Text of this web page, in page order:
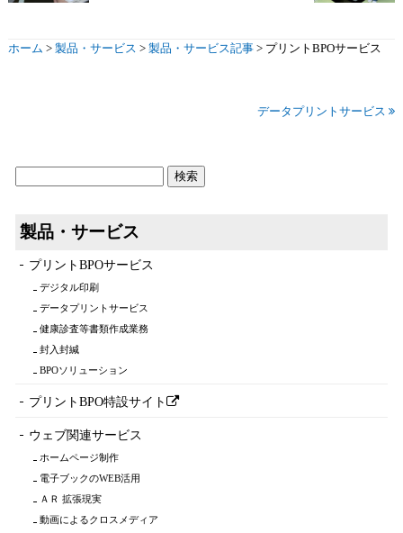
ホーム > 製品・サービス > 製品・サービス記事> プリントBPOサービス
データプリントサービス
製品・サービス
プリントBPOサービス
デジタル印刷
データプリントサービス
健康診査等書類作成業務
封入封緘
BPOソリューション
プリントBPO特設サイト
ウェブ関連サービス
ホームページ制作
電子ブックのWEB活用
ＡＲ 拡張現実
動画によるクロスメディア